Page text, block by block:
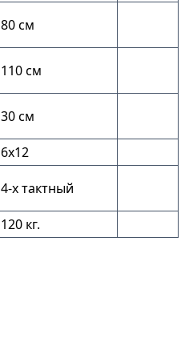
80 см
110 см
30 см
6х12
4-х тактный
120 кг.